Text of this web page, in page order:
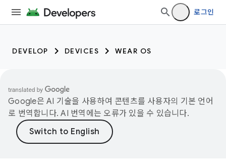
로그인
DEVELOP DEVICES WEAR OS
Google은 AI 기술을 사용하여 콘텐츠를 사용자의 기본 언어
로 번역합니다. AI 번역에는 오류가 있을 수 있습니다.